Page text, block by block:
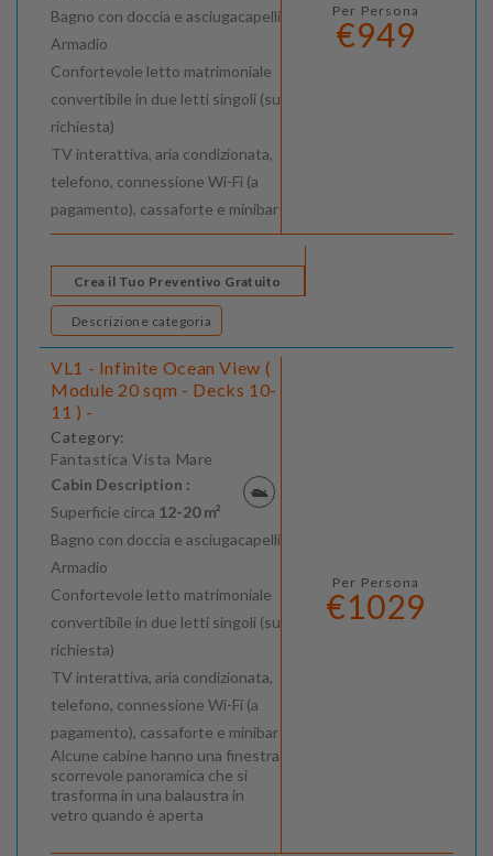
Bagno con doccia e asciugacapelli
Armadio
Confortevole letto matrimoniale
convertibile in due letti singoli (su
richiesta)
TV interattiva, aria condizionata,
telefono, connessione Wi-Fi (a
pagamento), cassaforte e minibar
Per Persona
€949
Crea il Tuo Preventivo Gratuito
Descrizione categoria
VL1 - Infinite Ocean View (
Module 20 sqm - Decks 10-
11 ) -
Category:
Fantastica Vista Mare
Cabin Description :
Superficie circa 12-20 m²
Bagno con doccia e asciugacapelli
Armadio
Confortevole letto matrimoniale
convertibile in due letti singoli (su
richiesta)
TV interattiva, aria condizionata,
telefono, connessione Wi-Fi (a
pagamento), cassaforte e minibar
Alcune cabine hanno una finestra
scorrevole panoramica che si
trasforma in una balaustra in
vetro quando è aperta
Per Persona
€1029